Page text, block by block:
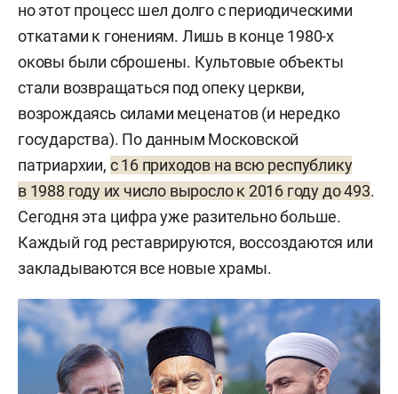
но этот процесс шел долго с периодическими
откатами к гонениям. Лишь в конце 1980-х
оковы были сброшены. Культовые объекты
стали возвращаться под опеку церкви,
возрождаясь силами меценатов (и нередко
государства). По данным Московской
патриархии, с 16 приходов на всю республику
в 1988 году их число выросло к 2016 году до 493.
Сегодня эта цифра уже разительно больше.
Каждый год реставрируются, воссоздаются или
закладываются все новые храмы.